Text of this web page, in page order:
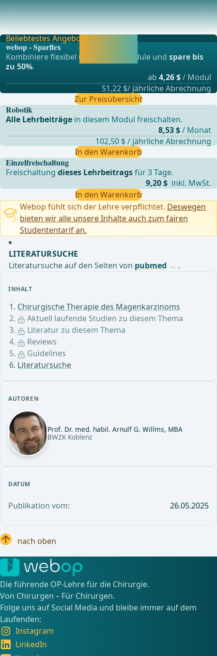
INHALT
Chirurgische Therapie des Magenkarzinoms
Aktuell laufende Studien zu diesem Thema
Literatur zu diesem Thema
Reviews
Guidelines
Literatursuche
AUTOREN
Prof. Dr. med. habil. Arnulf G. Willms, MBA
BWZK Koblenz
DATUM
Publikation vom: 26.05.2025
A Prospective, Multicenter, Randomized, Controlled Study
of the Clinical Efficacy of Robotic and La
Einzelfreischaltung
Freischaltungdieses Lehrbeitragsfür 3 Tage.
9,20 $ inkl. MwSt.
In den Warenkorb
Beliebtestes Angebot
webop - Sparflex
Kombiniere flexibel unsere Lernmodule undspare bis
zu 50%.
ab 4,26 $/ Modul
51,22 $/ jährliche Abrechnung
Zur Preisübersicht
Robotik
Alle Lehrbeiträge in diesem Modul freischalten.
8,53 $/ Monat
102,50 $ / jährliche Abrechnung
In den Warenkorb
Webop fühlt sich der Lehre verpflichtet. Deswegen
bieten wir alle unsere Inhalte auch zum fairen
Studententarif an.
LITERATURSUCHE
Literatursuche auf den Seiten von pubmed .
nach oben
Die führende OP-Lehre für die Chirurgie.
Von Chirurgen – Für Chirurgen.
Folge uns auf Social Media und bleibe immer auf dem
Laufenden:
Instagram
LinkedIn